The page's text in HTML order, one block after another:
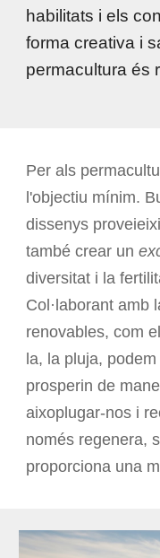
habilitats i els
forma creativa i
permacultura és
Per als
l'objectiu mínim.
dissenys
també crear un
diversitat i la
Col·laborant amb
renovables, com
la, la pluja,
prosperin de
aixoplugar-nos i
només regenera,
proporciona una